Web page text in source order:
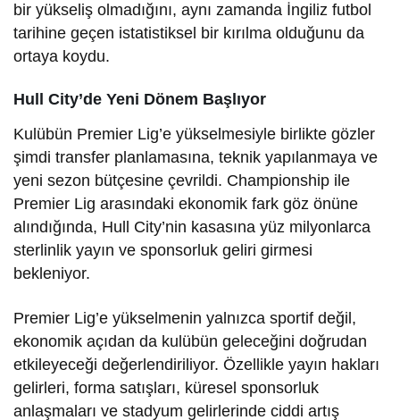
bir yükseliş olmadığını, aynı zamanda İngiliz futbol
tarihine geçen istatistiksel bir kırılma olduğunu da
ortaya koydu.
Hull City’de Yeni Dönem Başlıyor
Kulübün Premier Lig’e yükselmesiyle birlikte gözler
şimdi transfer planlamasına, teknik yapılanmaya ve
yeni sezon bütçesine çevrildi. Championship ile
Premier Lig arasındaki ekonomik fark göz önüne
alındığında, Hull City’nin kasasına yüz milyonlarca
sterlinlik yayın ve sponsorluk geliri girmesi
bekleniyor.
Premier Lig’e yükselmenin yalnızca sportif değil,
ekonomik açıdan da kulübün geleceğini doğrudan
etkileyeceği değerlendiriliyor. Özellikle yayın hakları
gelirleri, forma satışları, küresel sponsorluk
anlaşmaları ve stadyum gelirlerinde ciddi artış